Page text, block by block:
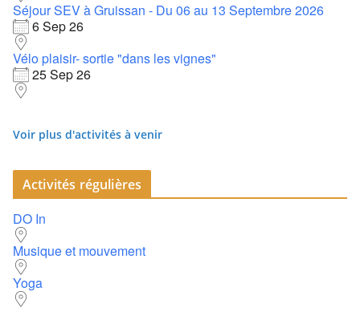
Séjour SEV à Gruissan - Du 06 au 13 Septembre 2026
6 Sep 26
Vélo plaisir- sortie "dans les vignes"
25 Sep 26
Voir plus d'activités à venir
Activités régulières
DO In
Musique et mouvement
Yoga